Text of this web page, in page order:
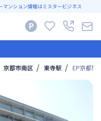
ンション情報はミスタービジネス
京都市南区 東寺駅 EP京都聚